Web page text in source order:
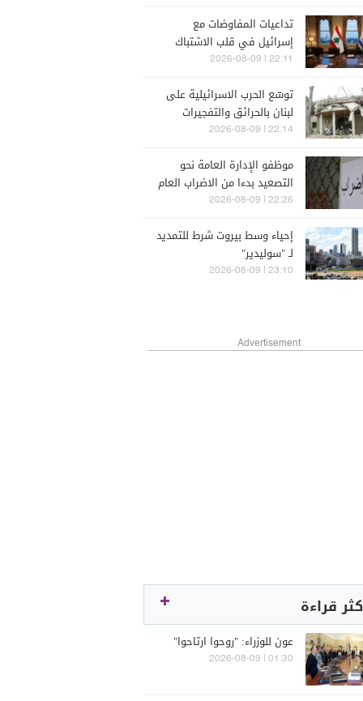
تداعيات المفاوضات مع
إسرائيل في قلب الاشتباك
الداخلي.. لا تقدم في
22:11 | 2026-08-09
توسّع الحرب الاسرائيلية على
لبنان بالحرائق والتفجيرات
وتمدد باتجاه مناطق أعمق
22:14 | 2026-08-09
موظفو الإدارة العامة نحو
التصعيد بدءا من الاضراب العام
اليوم
22:26 | 2026-08-09
إحياء وسط بيروت شرط للتمديد
لـ "سوليدير"
23:10 | 2026-08-09
Advertisement
قراءة
عون للوزراء: "روحوا ارتاحوا"
01:30 | 2026-08-09